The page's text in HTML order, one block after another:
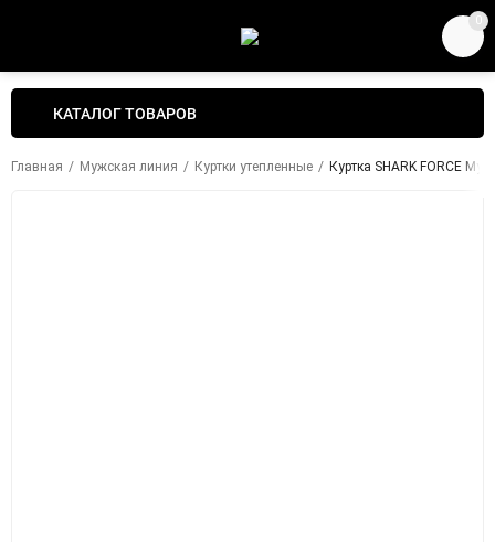
0
КАТАЛОГ ТОВАРОВ
Главная / Мужская линия / Куртки утепленные / Куртка SHARK FORCE